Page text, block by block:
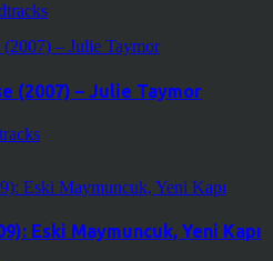
(2007) – Julie Taymor
Eski Maymuncuk, Yeni Kapı